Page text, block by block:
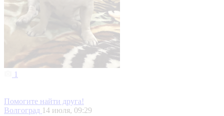
1
Помогите найти друга!
Волгоград 14 июля, 09:29